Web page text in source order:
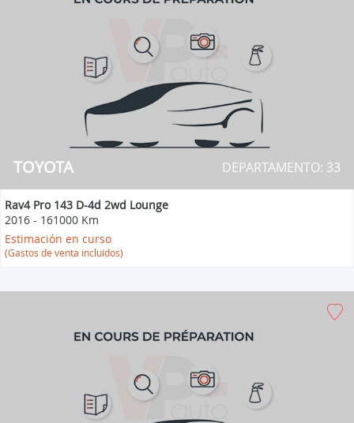
TOYOTA DEPARTAMENTO: 33
Rav4 Pro 143 D-4d 2wd Lounge
2016 - 161000 Km
Estimación en curso
(Gastos de venta incluidos)